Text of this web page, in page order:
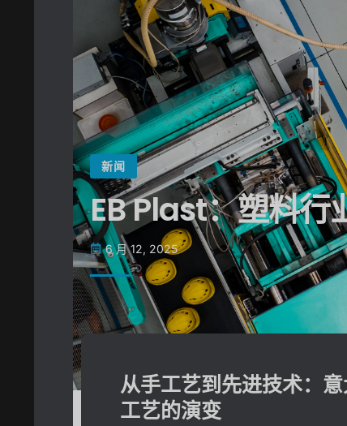
新闻
EB Plast：塑料行
6 月 12, 2025
从手工艺到先进技术：
工艺的演变